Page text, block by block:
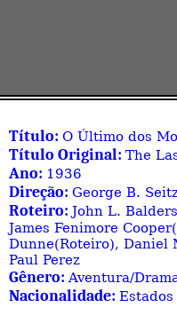
Título: O Último dos
Título Original: The
Ano: 1936
Direção: George B.
Roteiro: John L.
James Fenimore
Dunne(Roteiro), Daniel
Paul Perez
Gênero:Aventura/
Nacionalidade: